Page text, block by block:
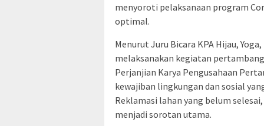
menyoroti pelaksanaan program
optimal.
Menurut Juru Bicara KPA Hijau,
melaksanakan kegiatan
Perjanjian Karya Pengusahaan
kewajiban lingkungan dan sosial
Reklamasi lahan yang belum
menjadi sorotan utama.